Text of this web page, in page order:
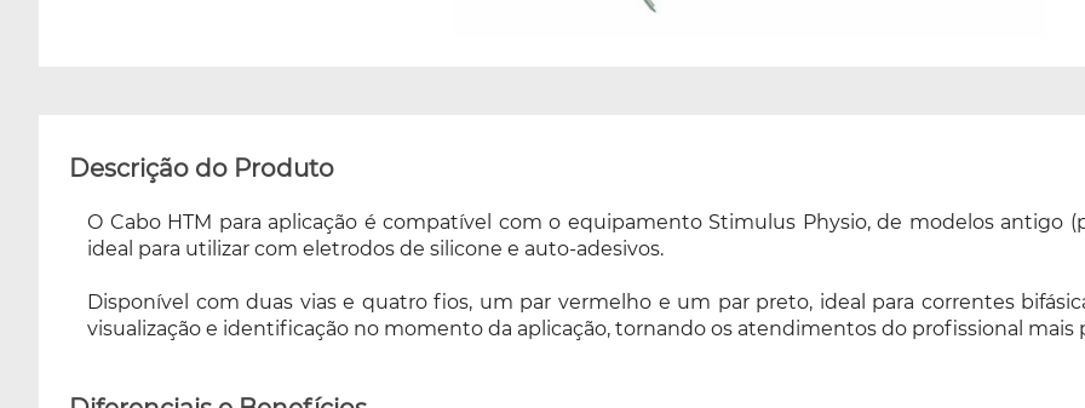
Descrição do Produto
O Cabo HTM para aplicação é compatível com o equipamento Stimulus Physio, de modelos antigo
ideal para utilizar com eletrodos de silicone e auto-adesivos.
Disponível com duas vias e quatro fios, um par vermelho e um par preto, ideal para correntes
visualização e identificação no momento da aplicação, tornando os atendimentos do profissional mais